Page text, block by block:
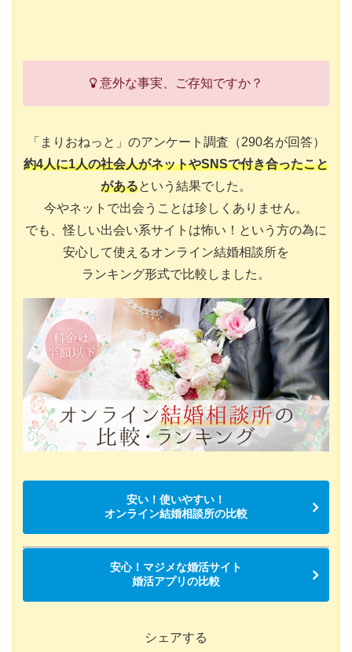
意外な事実、ご存知ですか？
「まりおねっと」のアンケート調査（290名が回答）
約4人に1人の社会人がネットやSNSで付き合ったこと
があるという結果でした。
今やネットで出会うことは珍しくありません。
でも、怪しい出会い系サイトは怖い！という方の為に
安心して使えるオンライン結婚相談所を
ランキング形式で比較しました。
安い！使いやすい！
オンライン結婚相談所の比較
安心！マジメな婚活サイト
婚活アプリの比較
シェアする